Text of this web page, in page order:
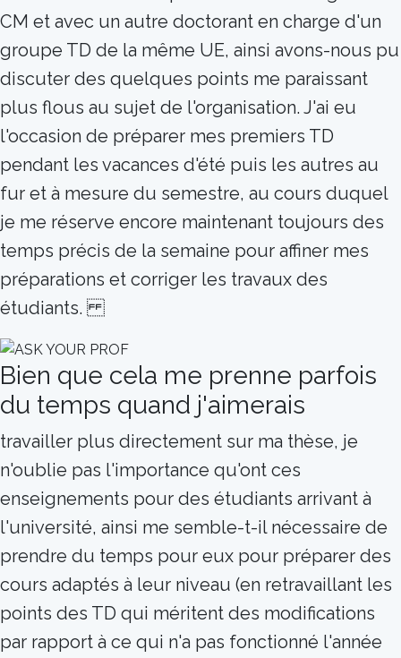
CM et avec un autre doctorant en charge d'un
groupe TD de la même UE, ainsi avons-nous pu
discuter des quelques points me paraissant
plus flous au sujet de l'organisation. J'ai eu
l'occasion de préparer mes premiers TD
pendant les vacances d'été puis les autres au
fur et à mesure du semestre, au cours duquel
je me réserve encore maintenant toujours des
temps précis de la semaine pour affiner mes
préparations et corriger les travaux des
étudiants.
Bien que cela me prenne parfois
du temps quand j'aimerais
travailler plus directement sur ma thèse, je
n'oublie pas l'importance qu'ont ces
enseignements pour des étudiants arrivant à
l'université, ainsi me semble-t-il nécessaire de
prendre du temps pour eux pour préparer des
cours adaptés à leur niveau (en retravaillant les
points des TD qui méritent des modifications
par rapport à ce qui n'a pas fonctionné l'année